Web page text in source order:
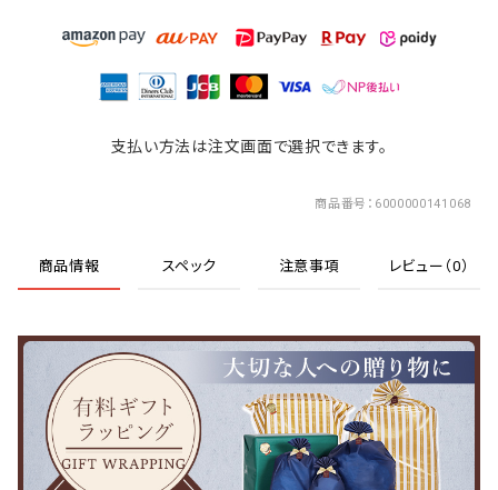
支払い方法は注文画面で選択できます。
商品番号 6000000141068
商品情報 スペック 注意事項 レビュー（0）